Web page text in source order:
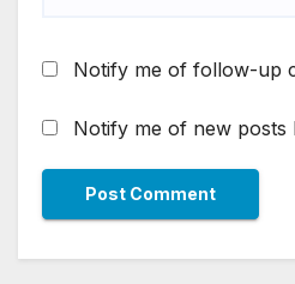
Notify me of follow-up
Notify me of new posts